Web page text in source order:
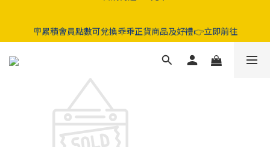
GABA益生菌
🪧累積會員點數可兌換乖乖正貨商品及好禮👉立即前往
5折起‼️晶亮葉黃素 / 好眠膠囊 / 純淨益生菌 / 舒敏益生菌 / 蔓越莓